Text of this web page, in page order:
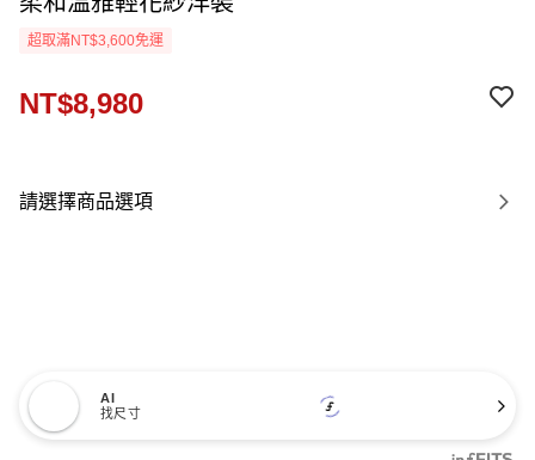
超取滿NT$3,600免運
NT$8,980
請選擇商品選項
AI
找尺寸